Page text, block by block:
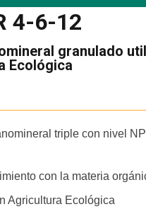
4-6-12
granulado
Ecológica
triple con nivel
con la materia
Agricultura Ecológica